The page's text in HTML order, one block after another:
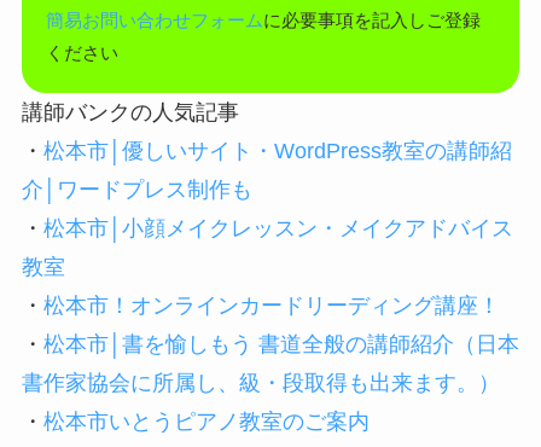
簡易お問い合わせフォームに必要事項を記入しご登録
ください
講師バンクの人気記事
・ 松本市│優しいサイト・WordPress教室の講師紹
介│ワードプレス制作も
・ 松本市│小顔メイクレッスン・メイクアドバイス
教室
・ 松本市！オンラインカードリーディング講座！
・ 松本市│書を愉しもう 書道全般の講師紹介（日本
書作家協会に所属し、級・段取得も出来ます。）
・ 松本市いとうピアノ教室のご案内